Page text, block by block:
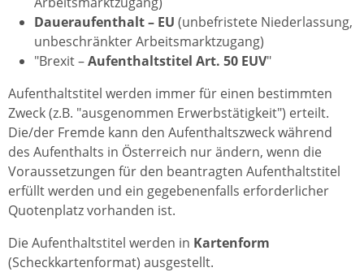
Daueraufenthalt – EU (unbefristete Niederlassung,
unbeschränkter Arbeitsmarktzugang)
"Brexit –Aufenthaltstitel Art. 50 EUV"
Aufenthaltstitel werden immer für einen bestimmten
Zweck (z.B. "ausgenommen Erwerbstätigkeit") erteilt.
Die/der Fremde kann den Aufenthaltszweck während
des Aufenthalts in Österreich nur ändern, wenn die
Voraussetzungen für den beantragten Aufenthaltstitel
erfüllt werden und ein gegebenenfalls erforderlicher
Quotenplatz vorhanden ist.
Die Aufenthaltstitel werden in Kartenform
(Scheckkartenformat) ausgestellt.